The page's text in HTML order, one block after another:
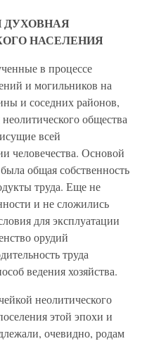
ДУХОВНАЯ
НАСЕЛЕНИЯ
в процессе
и могильников на
и соседних районов,
общества
всей
человечества. Основой
общая собственность
труда. Еще не
и не сложились
для эксплуатации
орудий
труда
ведения хозяйства.
неолитического
этой эпохи и
очевидно, родам